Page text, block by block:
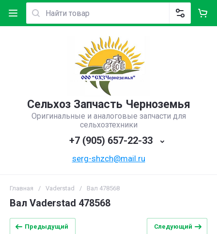
Сельхоз Запчасть Черноземья
Оригинальные и аналоговые запчасти для
сельхозтехники
+7 (905) 657-22-33
serg-shzch@mail.ru
Главная / Vaderstad / Вал 478568
Вал Vaderstad 478568
Предыдущий Следующий